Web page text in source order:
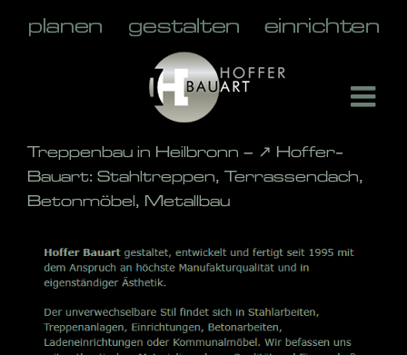
Treppenbau in Heilbronn – ↗️ Hoffer-
Bauart: Stahltreppen, Terrassendach,
Betonmöbel, Metallbau